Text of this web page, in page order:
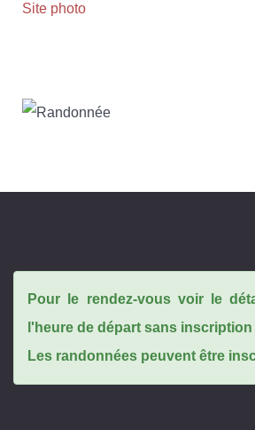
Site photo
Pour le rendez-vous voir le
l'heure de départ sans
Les randonnées peuvent être